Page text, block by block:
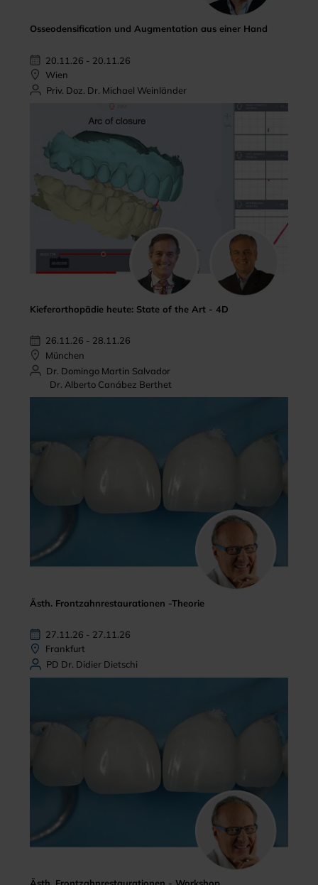
Osseodensification und Augmentation aus einer Hand
20.11.26 - 20.11.26
Wien
Priv. Doz. Dr. Michael Weinländer
Kieferorthopädie heute: State of the Art - 4D
26.11.26 - 28.11.26
München
Dr. Domingo Martin Salvador
Dr. Alberto Canábez Berthet
Ästh. Frontzahnrestaurationen -Theorie
27.11.26 - 27.11.26
Frankfurt
PD Dr. Didier Dietschi